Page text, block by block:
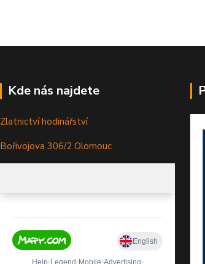
Kde nás najdete
Zlatnictví hodinářství
Bořivojova 306/2 Olomouc